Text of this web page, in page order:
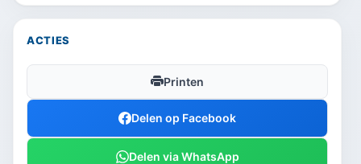
ACTIES
Printen
Delen op Facebook
Delen via WhatsApp